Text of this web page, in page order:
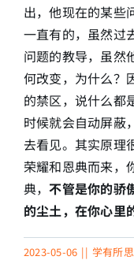
出，他现在的某些
一直有的，虽然过
问题的教导，虽然
何改变，为什么？
的禁区，说什么都
时候就会自动屏蔽
去看见。其实原理
荣耀和恩典而来，
典，不管是你的骄
的尘土，在你心里
2023-05-06 || 学有所思